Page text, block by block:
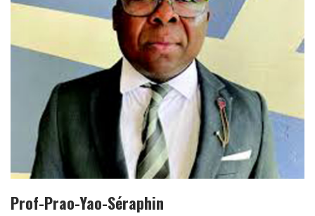
Prof-Prao-Yao-Séraphin